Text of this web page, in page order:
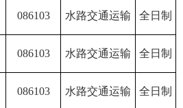
086103 水路交通运输 全日制
086103 水路交通运输 全日制
086103 水路交通运输 全日制